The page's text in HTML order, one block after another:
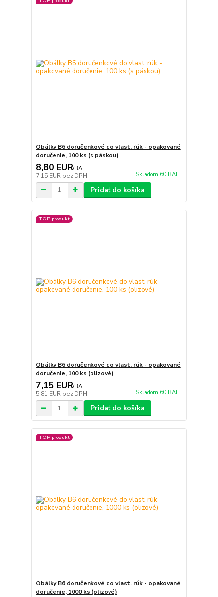
Obálky B6 doručenkové do vlast. rúk - opakované
doručenie, 100 ks (s páskou)
8,80 EUR/BAL.
7,15 EUR bez DPH Skladom 60 BAL.
Pridať do košíka
TOP produkt
Obálky B6 doručenkové do vlast. rúk - opakované
doručenie, 100 ks (olizové)
7,15 EUR/BAL.
5,81 EUR bez DPH Skladom 60 BAL.
Pridať do košíka
TOP produkt
Obálky B6 doručenkové do vlast. rúk - opakované
doručenie, 1000 ks (olizové)